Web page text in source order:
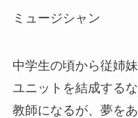
ミュージシャン
中学生の頃から従姉
ユニットを結成する
教師になるが、夢を